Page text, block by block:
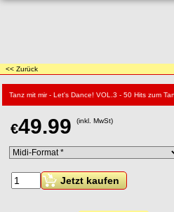
<< Zurück
Tanz mit mir - Let's Dance! VOL.3 - 50 Hits zum
€49.99 (inkl. MwSt)
Jetzt kaufen